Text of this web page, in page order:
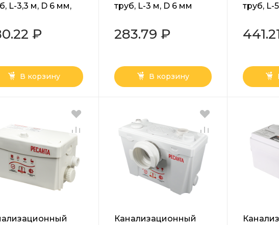
L-3,3 м, D 6 мм,
Сибртех
₽
В корзину
труб, L-3 м, D 6 мм
283.79 ₽
В корзину
труб, L-
Канализационный